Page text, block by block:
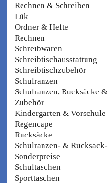
Rechnen & Schreiben
Lük
Ordner & Hefte
Rechnen
Schreibwaren
Schreibtischausstattung
Schreibtischzubehör
Schulranzen
Schulranzen, Rucksäcke &
Zubehör
Kindergarten & Vorschule
Regencape
Rucksäcke
Schulranzen- & Rucksack-
Sonderpreise
Schultaschen
Sporttaschen